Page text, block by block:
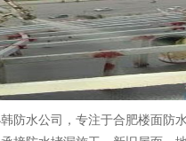
防水公司，专注于合肥楼面防